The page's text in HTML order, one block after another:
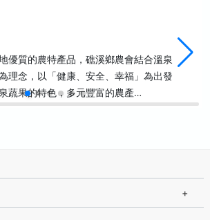
優質的農特產品，礁溪鄉農會結合溫泉
理念，以「健康、安全、幸福」為出發
蔬果的特色，多元豐富的農產…